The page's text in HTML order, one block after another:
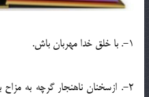
1-. با خلق خدا مهربان باش.
2-. ازسخنان ناهنجار گرچه به